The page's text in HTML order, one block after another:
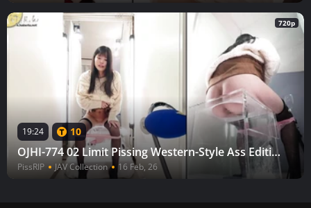
720p
19:24 10
OJHI-774 02 Limit Pissing Western-Style Ass Edition - Ass seen through a magic mirror -
PissRIP JAV Collection 16 Feb, 26